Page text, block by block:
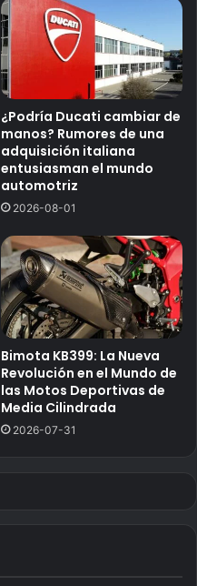
¿Podría Ducati cambiar de
manos? Rumores de una
adquisición italiana
entusiasman el mundo
automotriz
2026-08-01
Bimota KB399: La Nueva
Revolución en el Mundo de
las Motos Deportivas de
Media Cilindrada
2026-07-31